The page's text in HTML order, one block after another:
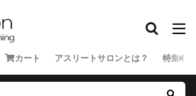
カート アスリートサロンとは？ 特集